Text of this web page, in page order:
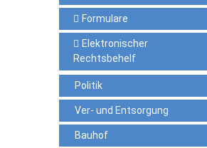
Formulare
Elektronischer
Rechtsbehelf
Politik
Ver- und Entsorgung
Bauhof